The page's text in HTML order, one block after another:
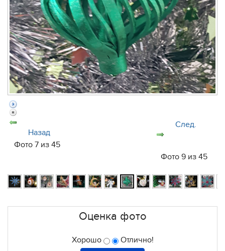
Назад
Фото 7 из 45
След.
Фото 9 из 45
Оценка фото
Хорошо Отлично!